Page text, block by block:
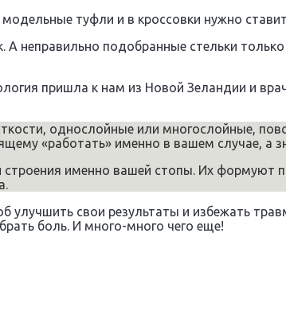
туфли и в кроссовки нужно
неправильно подобранные стельки
пришла к нам из Новой Зеландии и
однослойные или многослойные,
«работать» именно в вашем случае, а
именно вашей стопы. Их формуют
улучшить свои результаты и избежать
боль. И много-много чего еще!